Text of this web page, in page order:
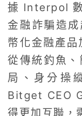
據 Interpol
金融詐騙造
幣化金融產品
從傳統釣魚
局、身分操
Bitget CEO
得更加互聯，